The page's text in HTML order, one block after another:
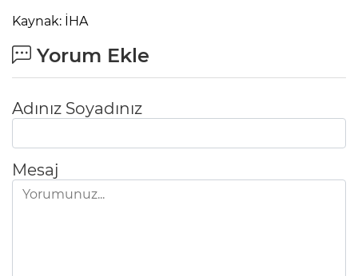
Kaynak: İHA
Yorum Ekle
Adınız Soyadınız
Mesaj